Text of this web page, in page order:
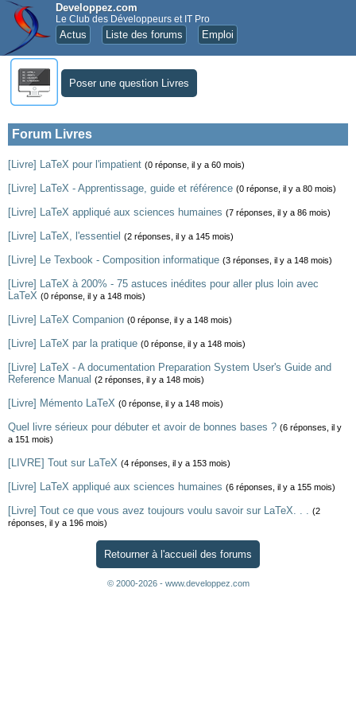
Developpez.com
Le Club des Développeurs et IT Pro
Actus Liste des forums Emploi
Poser une question Livres
Forum Livres
[Livre] LaTeX pour l'impatient (0 réponse, il y a 60 mois)
[Livre] LaTeX - Apprentissage, guide et référence (0 réponse, il y a 80 mois)
[Livre] LaTeX appliqué aux sciences humaines (7 réponses, il y a 86 mois)
[Livre] LaTeX, l'essentiel (2 réponses, il y a 145 mois)
[Livre] Le Texbook - Composition informatique (3 réponses, il y a 148 mois)
[Livre] LaTeX à 200% - 75 astuces inédites pour aller plus loin avec
LaTeX (0 réponse, il y a 148 mois)
[Livre] LaTeX Companion (0 réponse, il y a 148 mois)
[Livre] LaTeX par la pratique (0 réponse, il y a 148 mois)
[Livre] LaTeX - A documentation Preparation System User's Guide and
Reference Manual (2 réponses, il y a 148 mois)
[Livre] Mémento LaTeX (0 réponse, il y a 148 mois)
Quel livre sérieux pour débuter et avoir de bonnes bases ? (6 réponses, il y
a 151 mois)
[LIVRE] Tout sur LaTeX (4 réponses, il y a 153 mois)
[Livre] LaTeX appliqué aux sciences humaines (6 réponses, il y a 155 mois)
[Livre] Tout ce que vous avez toujours voulu savoir sur LaTeX. . . (2
réponses, il y a 196 mois)
Retourner à l'accueil des forums
© 2000-2026 - www.developpez.com